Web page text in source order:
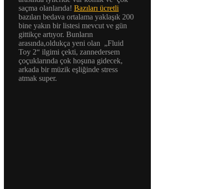
saçma olanlarıda! Bazıları ücretli
bazıları bedava ortalama yaklaşık 200
bine yakın bir listesi mevcut ve gün
gittikçe artıyor. Bunların
arasında,oldukça yeni olan „Fluid
Toy 2“ ilgimi çekti, zannedersem
çoçuklarında çok hoşuna gidecek,
arkada bir müzik eşliğinde stress
atmak super.